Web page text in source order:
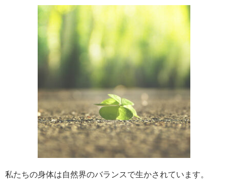
私たちの身体は自然界のバランスで生かされています。